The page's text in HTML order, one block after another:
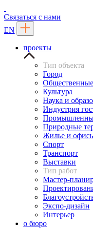
Связаться с нами
EN
проекты
Тип объекта
Город
Общественные
Культура
Наука и
Индустрия
Природные
Жилье и
Спорт
Транспорт
Выставки
Тип работ
Мастер-
Экспо-дизайн
Интерьер
о бюро